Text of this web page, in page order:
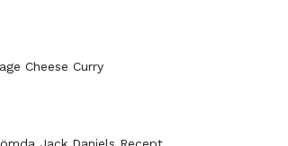
Cheese Curry